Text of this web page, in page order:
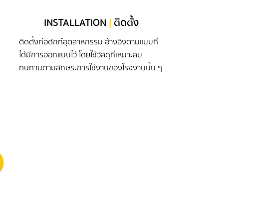
INSTALLATION | ติดตั้ง
ติดตั้งท่อดักท์อุตสาหกรรม อ้างอิงตามแบบที่
ได้มีการออกแบบไว้ โดยใช้วัสดุที่เหมาะสม
ทนทานตามลักษระการใช้งานของโรงงานนั้น ๆ